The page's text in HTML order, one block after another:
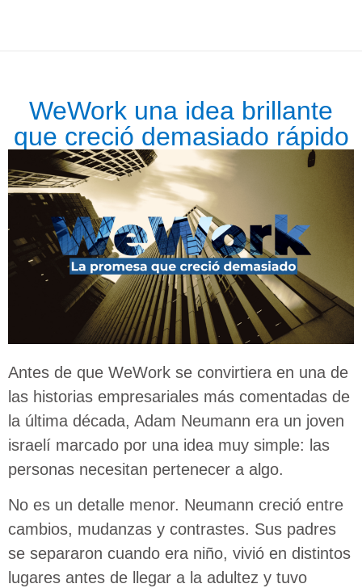
WeWork una idea brillante
que creció demasiado rápido
Antes de que WeWork se convirtiera en una de
las historias empresariales más comentadas de
la última década, Adam Neumann era un joven
israelí marcado por una idea muy simple: las
personas necesitan pertenecer a algo.
No es un detalle menor. Neumann creció entre
cambios, mudanzas y contrastes. Sus padres
se separaron cuando era niño, vivió en distintos
lugares antes de llegar a la adultez y tuvo